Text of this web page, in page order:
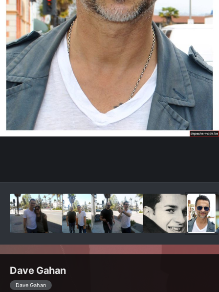
Dave Gahan
Dave Gahan